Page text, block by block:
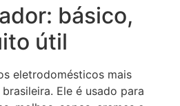
básico,
útil
eletrodomésticos mais
Ele é usado para